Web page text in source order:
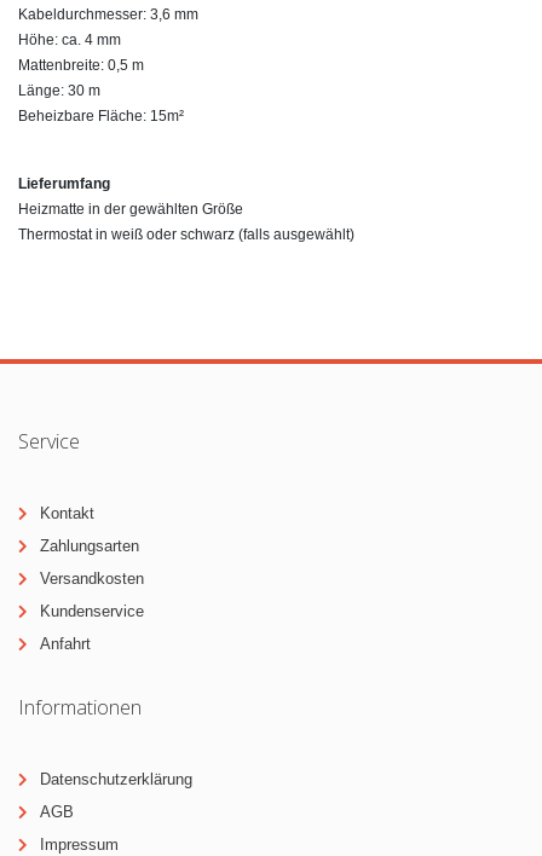
Kabeldurchmesser: 3,6 mm
Höhe: ca. 4 mm
Mattenbreite: 0,5 m
Länge: 30 m
Beheizbare Fläche: 15m²
Lieferumfang
Heizmatte in der gewählten Größe
Thermostat in weiß oder schwarz (falls ausgewählt)
Service
Kontakt
Zahlungsarten
Versandkosten
Kundenservice
Anfahrt
Informationen
Datenschutzerklärung
AGB
Impressum